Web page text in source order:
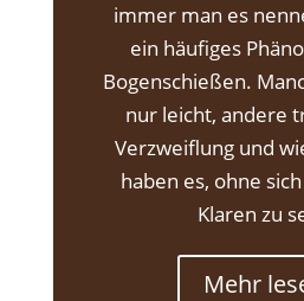
immer man es
ein häufiges
Bogenschießen.
nur leicht, andere
Verzweiflung und
haben es, ohne
Klaren zu
Mehr